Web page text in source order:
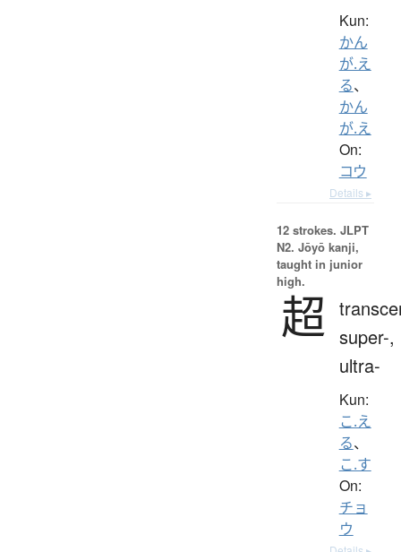
Kun:
かん
が.え
る、
かん
が.え
On:
コウ
Details ▸
12 strokes. JLPT
N2. Jōyō kanji,
taught in junior
high.
超 super-,
ultra-
Kun:
こ.え
る、
こ.す
On:
チョ
ウ